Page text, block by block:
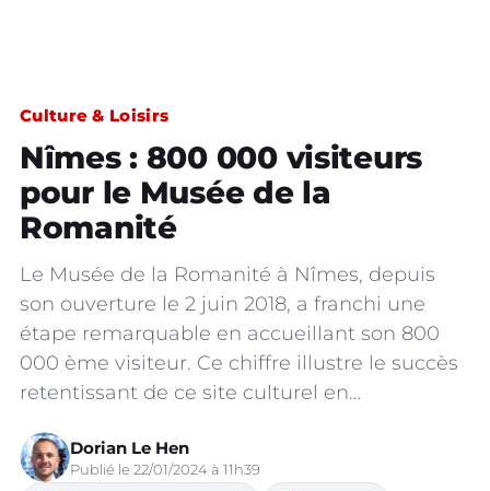
Culture & Loisirs
Nîmes : 800 000 visiteurs
pour le Musée de la
Romanité
Le Musée de la Romanité à Nîmes, depuis
son ouverture le 2 juin 2018, a franchi une
étape remarquable en accueillant son 800
000 ème visiteur. Ce chiffre illustre le succès
retentissant de ce site culturel en…
Dorian Le Hen
Publié le 22/01/2024 à 11h39